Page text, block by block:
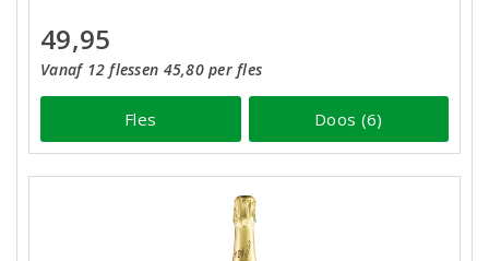
49,95
Vanaf 12 flessen 45,80 per fles
Fles Doos (6)